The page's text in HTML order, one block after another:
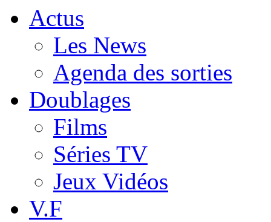
Actus
Les News
Agenda des sorties
Doublages
Films
Séries TV
Jeux Vidéos
V.F